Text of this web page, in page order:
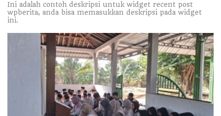
Ini adalah contoh deskripsi untuk widget recent post
wpberita, anda bisa memasukkan deskripsi pada widget
ini.